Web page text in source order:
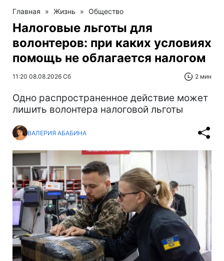
Главная » Жизнь » Общество
Налоговые льготы для
волонтеров: при каких условиях
помощь не облагается налогом
11:20 08.08.2026 Сб 2 мин
Одно распространенное действие может
лишить волонтера налоговой льготы
ВАЛЕРИЯ АБАБИНА